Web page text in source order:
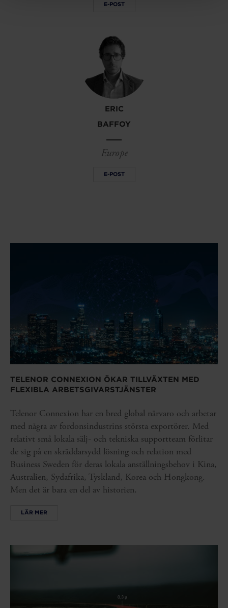
E-POST
ERIC
BAFFOY
Europe
E-POST
TELENOR CONNEXION ÖKAR TILLVÄXTEN MED
FLEXIBLA ARBETSGIVARSTJÄNSTER
Telenor Connexion har en bred global närvaro och arbetar
med några av fordonsindustrins största exportörer. Med
relativt små lokala sälj- och tekniska supportteam förlitar
de sig på en skräddarsydd lösning och relation med
Business Sweden för deras lokala anställningsbehov i Kina,
Australien, Sydafrika, Tyskland, Korea och Hongkong.
Men det är bara en del av historien.
LÄR MER